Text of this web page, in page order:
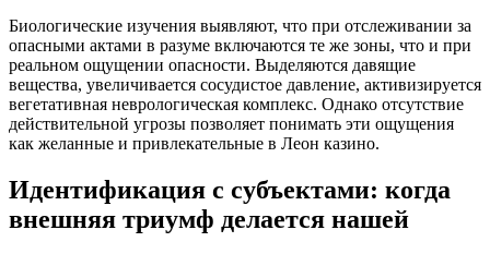
Биологические изучения выявляют, что при отслеживании за
опасными актами в разуме включаются те же зоны, что и при
реальном ощущении опасности. Выделяются давящие
вещества, увеличивается сосудистое давление, активизируется
вегетативная неврологическая комплекс. Однако отсутствие
действительной угрозы позволяет понимать эти ощущения
как желанные и привлекательные в Леон казино.
Идентификация с субъектами: когда
внешняя триумф делается нашей